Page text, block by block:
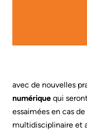
avec de nouvelles
numérique qui
essaimées en cas
multidisciplinaire et